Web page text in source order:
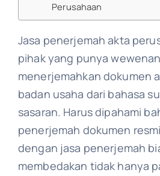
Perusahaan
Jasa penerjemah akta
pihak yang punya
menerjemahkan dokumen
badan usaha dari bahasa
sasaran. Harus dipahami
penerjemah dokumen
dengan jasa penerjemah
membedakan tidak hanya